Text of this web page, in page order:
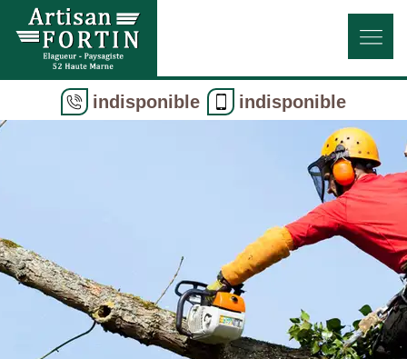
indisponible indisponible